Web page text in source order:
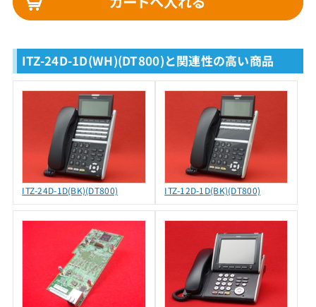
ITZ-24D-1D(WH)(DT800)と関連性の高い商品
ITZ-24D-1D(BK)(DT800) ITZ-12D-1D(BK)(DT800)